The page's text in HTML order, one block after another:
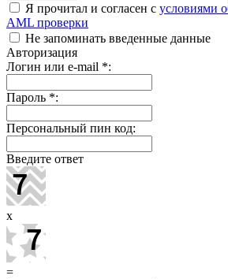
Я прочитал и согласен с условиями
AML проверки
Не запоминать введенные данные
Авторизация
Логин или e-mail *:
Пароль *:
Персональный пин код:
Введите ответ
x
=